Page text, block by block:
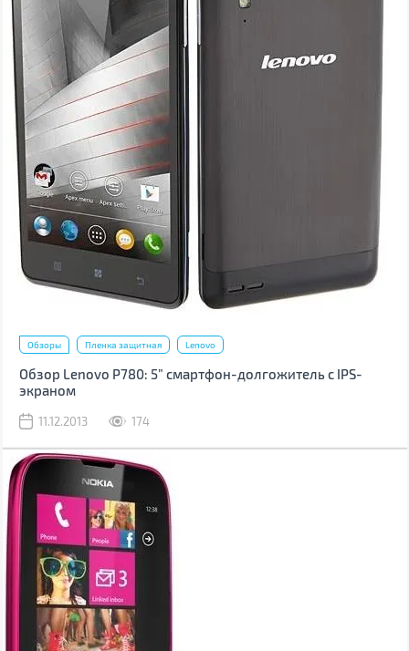
Обзоры Пленка защитная Lenovo
Обзор Lenovo P780: 5” смартфон-долгожитель с IPS-
экраном
11.12.2013 174